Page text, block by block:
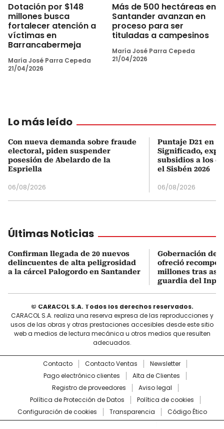
Dotación por $148
millones busca
fortalecer atención a
víctimas en
Barrancabermeja
María José Parra Cepeda
21/04/2026
Más de 500 hectáreas en
Santander avanzan en
proceso para ser
tituladas a campesinos
María José Parra Cepeda
21/04/2026
Lo más leído
Con nueva demanda sobre fraude
electoral, piden suspender
posesión de Abelardo de la
Espriella
06/08/2026
Puntaje D21 en
Significado,
subsidios a los
el Sisbén 2026
06/08/2026
Últimas Noticias
Confirman llegada de 20 nuevos
delincuentes de alta peligrosidad
a la cárcel Palogordo en Santander
Gobernación de
ofreció
millones tras
guardia del
© CARACOL S.A. Todos los derechos reservados.
CARACOL S.A. realiza una reserva expresa de las reproducciones y
usos de las obras y otras prestaciones accesibles desde este sitio
web a medios de lectura mecánica u otros medios que resulten
adecuados.
Contacto Contacto Ventas
Newsletter
Pago electrónico clientes
Alta de Clientes
Registro de proveedores
Aviso legal
Política de Protección de Datos
Política de cookies
Configuración de cookies
Transparencia Código Ético